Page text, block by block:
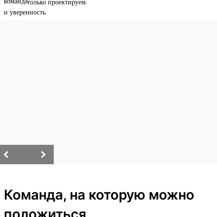
только проектируем.
Команда, на которую можно